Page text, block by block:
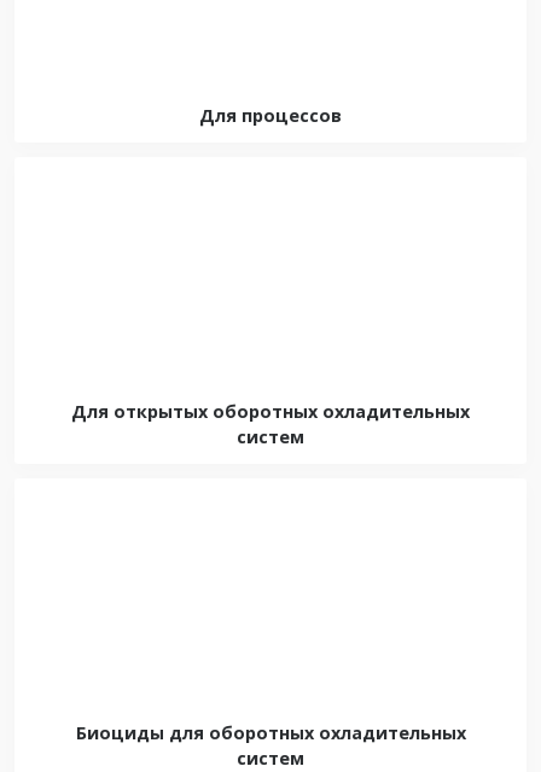
Для процессов
Для открытых оборотных охладительных
систем
Биоциды для оборотных охладительных
систем